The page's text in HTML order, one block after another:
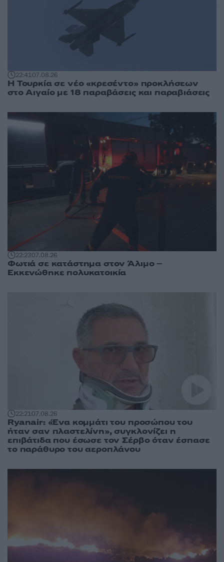
22:4107.08.26
Η Τουρκία σε νέο «κρεσέντο» προκλήσεων
στο Αιγαίο με 18 παραβάσεις και παραβιάσεις
22:2307.08.26
Φωτιά σε κατάστημα στον Άλιμο –
Εκκενώθηκε πολυκατοικία
22:2107.08.26
Ryanair: «Ένα κομμάτι του προσώπου του
ήταν σαν πλαστελίνη», συγκλονίζει η
επιβάτιδα που έσωσε τον Σέρβο όταν έσπασε
το παράθυρο του αεροπλάνου